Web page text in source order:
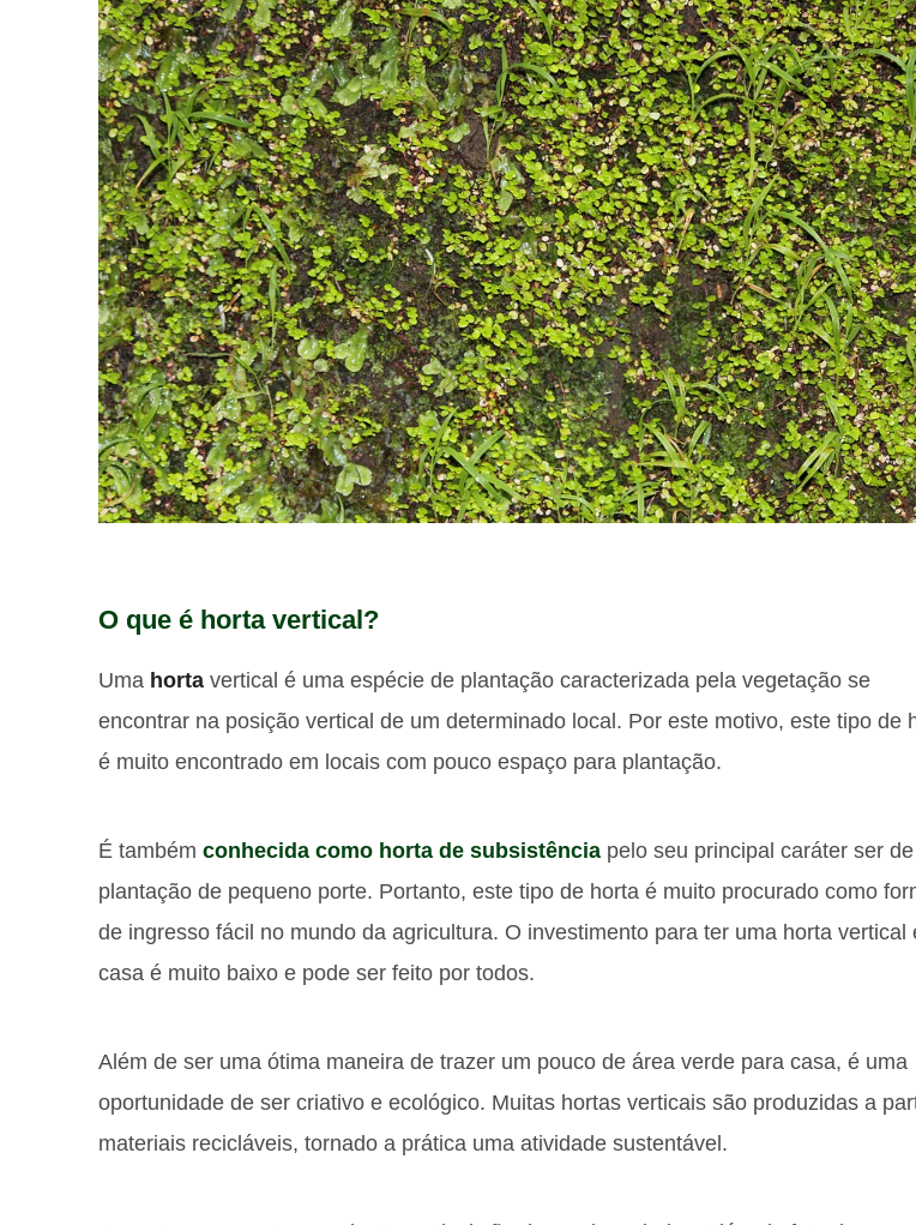
O que é horta vertical?
Uma horta vertical é uma espécie de plantação caracterizada pela vegetação se
encontrar na posição vertical de um determinado local. Por este motivo, este tipo de
é muito encontrado em locais com pouco espaço para plantação.
É também conhecida como horta de subsistência pelo seu principal caráter ser de
plantação de pequeno porte. Portanto, este tipo de horta é muito procurado como
de ingresso fácil no mundo da agricultura. O investimento para ter uma horta vertical
casa é muito baixo e pode ser feito por todos.
Além de ser uma ótima maneira de trazer um pouco de área verde para casa, é uma
oportunidade de ser criativo e ecológico. Muitas hortas verticais são produzidas a
materiais recicláveis, tornado a prática uma atividade sustentável.